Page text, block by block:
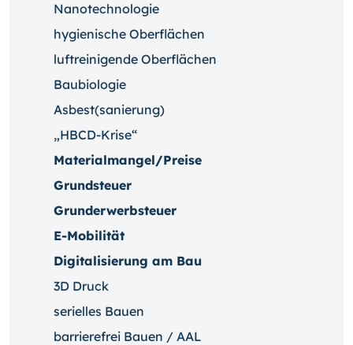
Nanotechnologie
hygienische Oberflächen
luftreinigende Oberflächen
Baubiologie
Asbest(sanierung)
„HBCD-Krise“
Materialmangel/Preise
Grundsteuer
Grunderwerbsteuer
E-Mobilität
Digitalisierung am Bau
3D Druck
serielles Bauen
barrierefrei Bauen / AAL